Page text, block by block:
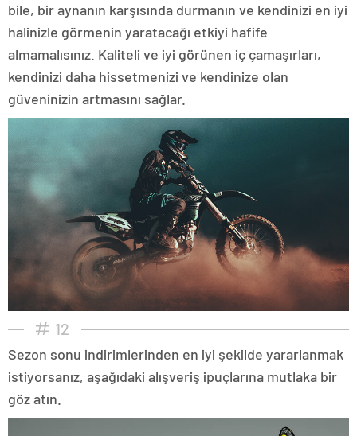
bile, bir aynanın karşısında durmanın ve kendinizi en iyi
halinizle görmenin yaratacağı etkiyi hafife
almamalısınız. Kaliteli ve iyi görünen iç çamaşırları,
kendinizi daha hissetmenizi ve kendinize olan
güveninizin artmasını sağlar.
12
Sezon sonu indirimlerinden en iyi şekilde yararlanmak
istiyorsanız, aşağıdaki alışveriş ipuçlarına mutlaka bir
göz atın.